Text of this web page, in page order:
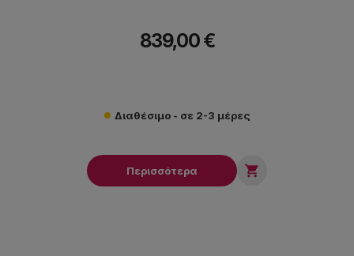
839,00 €
Διαθέσιμο - σε 2-3 μέρες
Περισσότερα 